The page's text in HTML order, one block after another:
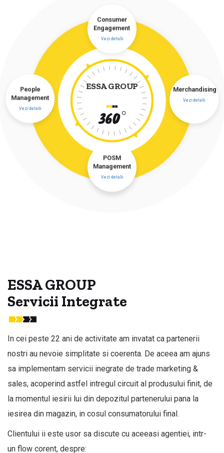
Consumer
Engagement
Vezi detalii
Merchandising
Vezi detalii
POSM
Management
Vezi detalii
People
Management
Vezi detalii
ESSA GROUP
ESSA GROUP
Servicii Integrate
In cei peste 22 ani de activitate am invatat ca partenerii
nostri au nevoie simplitate si coerenta. De aceea am ajuns
sa implementam servicii inegrate de trade marketing &
sales, acoperind astfel intregul circuit al produsului finit, de
la momentul iesirii lui din depozitul partenerului pana la
iesirea din magazin, in cosul consumatorului final.
Clientului ii este usor sa discute cu aceeasi agentiei, intr-
un flow corent, despre: